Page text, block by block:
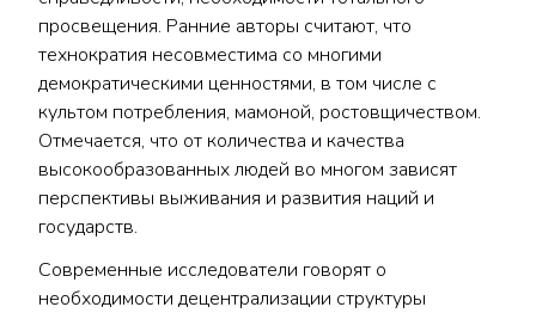
просвещения. Ранние авторы считают, что
технократия несовместима со многими
демократическими ценностями, в том числе с
культом потребления, мамоной, ростовщичеством.
Отмечается, что от количества и качества
высокообразованных людей во многом зависят
перспективы выживания и развития наций и
государств.
Современные исследователи говорят о
необходимости децентрализации структуры